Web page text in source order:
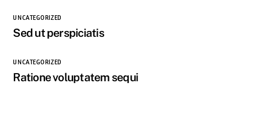
UNCATEGORIZED
Sed ut perspiciatis
UNCATEGORIZED
Ratione voluptatem sequi